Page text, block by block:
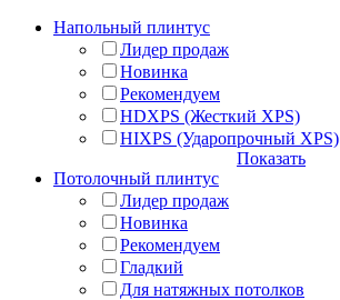
Напольный плинтус
Лидер продаж
Новинка
Рекомендуем
HDXPS (Жесткий XPS)
HIXPS (Ударопрочный XPS)
Показать
Потолочный плинтус
Лидер продаж
Новинка
Рекомендуем
Гладкий
Для натяжных потолков